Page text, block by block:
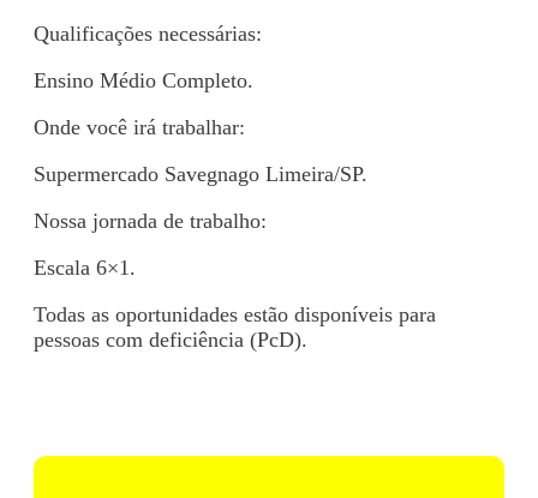
Qualificações necessárias:
Ensino Médio Completo.
Onde você irá trabalhar:
Supermercado Savegnago Limeira/SP.
Nossa jornada de trabalho:
Escala 6×1.
Todas as oportunidades estão disponíveis para
pessoas com deficiência (PcD).